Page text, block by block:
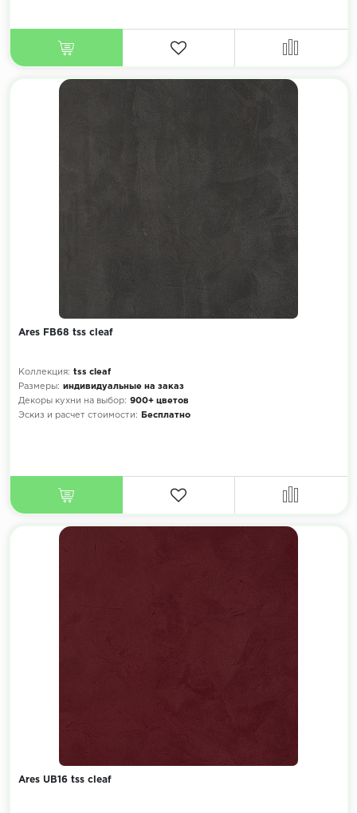
Ares FB68 tss cleaf
Коллекция: tss cleaf
Размеры: индивидуальные на заказ
Декоры кухни на выбор: 900+ цветов
Эскиз и расчет стоимости:
Бесплатно
Ares UB16 tss cleaf